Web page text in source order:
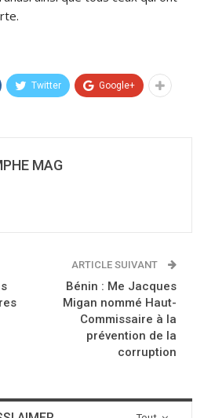
Twitter Google+
MAG
ARTICLE SUIVANT
Bénin : Me Jacques
Migan nommé Haut-
Commissaire à la
prévention de la
corruption